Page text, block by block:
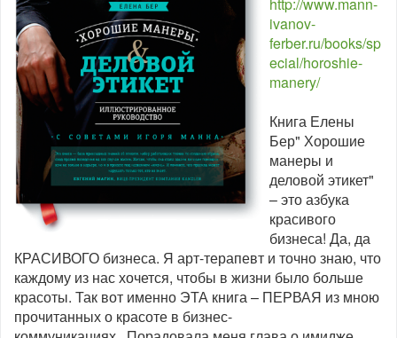
ivanov-
ferber.ru/books/sp
ecial/horoshie-
manery/
Книга Елены
Бер" Хорошие
манеры и
деловой этикет"
– это азбука
красивого
бизнеса! Да, да
КРАСИВОГО бизнеса. Я арт-терапевт и точно знаю, что
каждому из нас хочется, чтобы в жизни было больше
красоты. Так вот именно ЭТА книга – ПЕРВАЯ из мною
прочитанных о красоте в бизнес-